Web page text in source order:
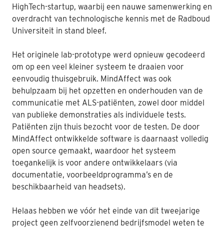
HighTech-startup, waarbij een nauwe samenwerking en
overdracht van technologische kennis met de Radboud
Universiteit in stand bleef.
Het originele lab-prototype werd opnieuw gecodeerd
om op een veel kleiner systeem te draaien voor
eenvoudig thuisgebruik. MindAffect was ook
behulpzaam bij het opzetten en onderhouden van de
communicatie met ALS-patiënten, zowel door middel
van publieke demonstraties als individuele tests.
Patiënten zijn thuis bezocht voor de testen. De door
MindAffect ontwikkelde software is daarnaast volledig
open source gemaakt, waardoor het systeem
toegankelijk is voor andere ontwikkelaars (via
documentatie, voorbeeldprogramma’s en de
beschikbaarheid van headsets).
Helaas hebben we vóór het einde van dit tweejarige
project geen zelfvoorzienend bedrijfsmodel weten te